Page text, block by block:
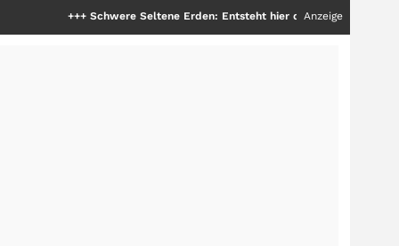
Schwere Seltene Erden: Entsteht hier die nächste Milliardenstory?
Anzeige